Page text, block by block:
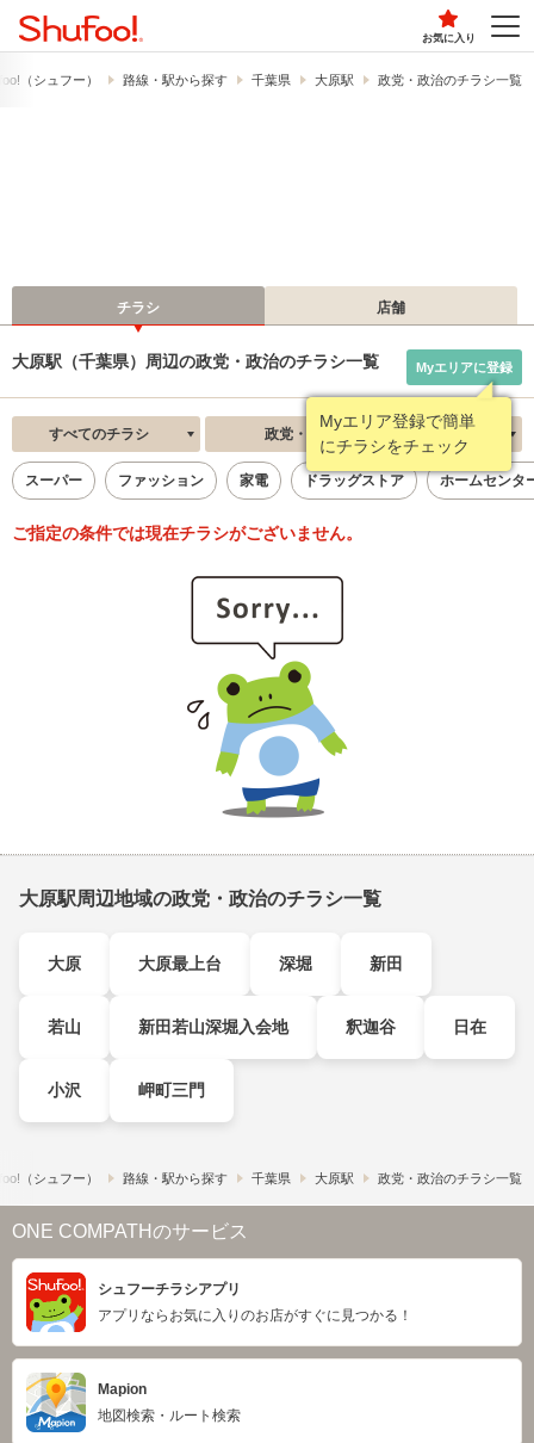
お気に入り
（シュフー） 路線・駅から探す 千葉県 大原駅 政党・政治のチラシ一覧
チラシ 店舗
大原駅（千葉県）周辺の政党・政治のチラシ一覧
Myエリア登録で簡単
にチラシをチェック
Myエリアに登録
すべてのチラシ 政党・政治 新着順
スーパー ファッション 家電 ドラッグストア ホームセンタ
ご指定の条件では現在チラシがございません。
大原駅周辺地域の政党・政治のチラシ一覧
大原 大原最上台 深堀 新田
若山 新田若山深堀入会地 釈迦谷 日在
小沢 岬町三門
（シュフー） 路線・駅から探す 千葉県 大原駅 政党・政治のチラシ一覧
ONE COMPATHのサービス
シュフーチラシアプリ
アプリならお気に入りのお店がすぐに見つかる！
Mapion
地図検索・ルート検索